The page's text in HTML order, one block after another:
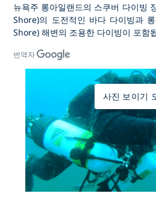
뉴욕주 롱아일랜드의 스쿠버 다이빙
Shore)의 도전적인 바다 다이빙과
Shore) 해변의 조용한 다이빙이 포함
번역자